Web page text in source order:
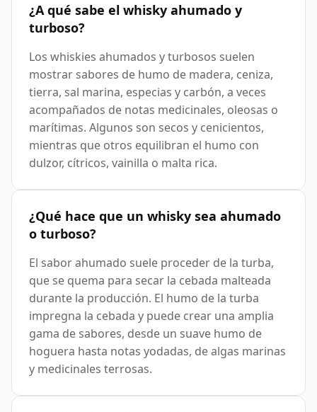
¿A qué sabe el whisky ahumado y
turboso?
Los whiskies ahumados y turbosos suelen
mostrar sabores de humo de madera, ceniza,
tierra, sal marina, especias y carbón, a veces
acompañados de notas medicinales, oleosas o
marítimas. Algunos son secos y cenicientos,
mientras que otros equilibran el humo con
dulzor, cítricos, vainilla o malta rica.
¿Qué hace que un whisky sea ahumado
o turboso?
El sabor ahumado suele proceder de la turba,
que se quema para secar la cebada malteada
durante la producción. El humo de la turba
impregna la cebada y puede crear una amplia
gama de sabores, desde un suave humo de
hoguera hasta notas yodadas, de algas marinas
y medicinales terrosas.